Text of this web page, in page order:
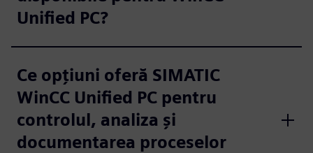
Unified PC?
Ce opțiuni oferă SIMATIC
WinCC Unified PC pentru
controlul, analiza și
documentarea proceselor